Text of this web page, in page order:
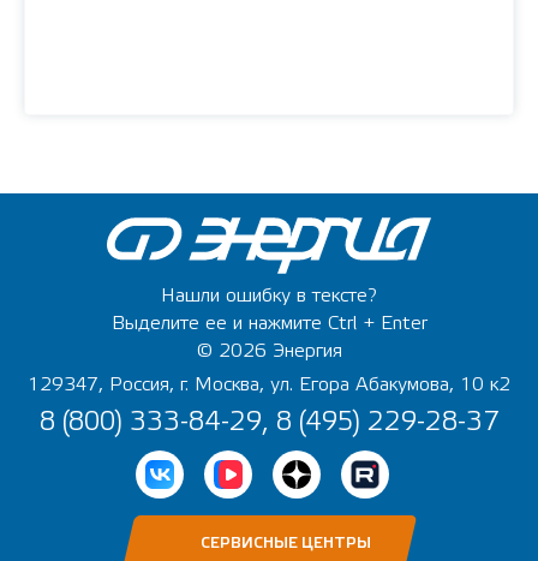
Нашли ошибку в тексте?
Выделите ее и нажмите Ctrl + Enter
© 2026 Энергия
129347, Россия, г. Москва, ул. Егора Абакумова, 10 к2
8 (800) 333-84-29, 8 (495) 229-28-37
СЕРВИСНЫЕ ЦЕНТРЫ